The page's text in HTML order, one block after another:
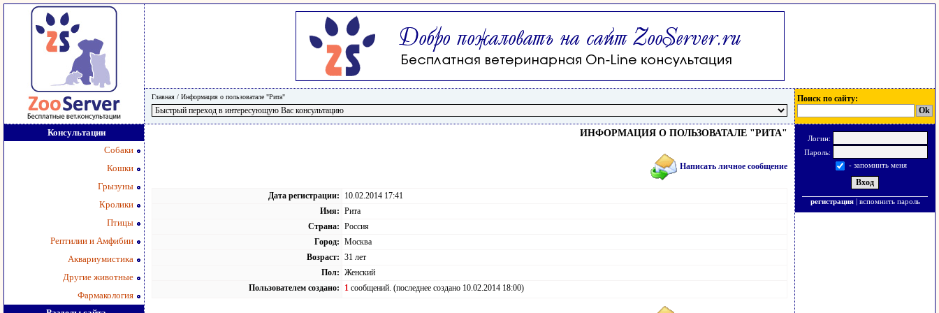
Главная / Информация о пользоватале "Рита" Поиск по сайту:
Консультации
Собаки
Кошки
Грызуны
Кролики
Птицы
Рептилии и Амфибии
Аквариумистика
Другие животные
Фармакология
ИНФОРМАЦИЯ О ПОЛЬЗОВАТАЛЕ "РИТА"
Написать личное сообщение
Дата регистрации:
10.02.2014 17:41
Имя: Рита
Страна: Россия
Город: Москва
Возраст: 31 лет
Пол: Женский
Пользователем создано:
1 сообщений. (последнее создано 10.02.2014 18:00)
Логин:
Пароль:
- запомнить меня
регистрация| вспомнить пароль